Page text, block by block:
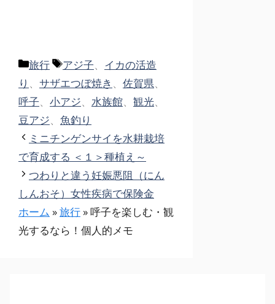
カ
ゴ
リ
ー
旅行
タ
グ
アジ子、 イカの活造
り 、 サザエつぼ焼き 、 佐賀県、
呼子、 小アジ、 水族館、 観光、
豆アジ、 魚釣り
ミニチンゲンサイを水耕栽培
で育成する ＜１＞種植え～
つわりと違う妊娠悪阻（にん
しんおそ）女性疾病で保険金
ホーム »旅行 »呼子を楽しむ・観
光するなら！個人的メモ